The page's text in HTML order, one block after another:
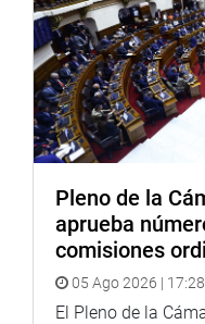
y cuya sede se
empresa azucarera
«Seguiremos
comunidad», dijo el
que concluya el
terreno, se permitirá
OFICINA DE
Pleno de la
aprueba
comisiones
05 Ago 2026 |
El Pleno de la